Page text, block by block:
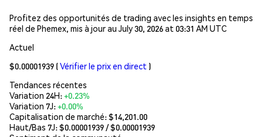
Profitez des opportunités de trading avec les insights en temps
réel de Phemex, mis à jour au July 30, 2026 at 03:31 AM UTC
Actuel
$0.00001939 (Vérifier le prix en direct )
Tendances récentes
Variation 24H:+0.23%
Variation 7J:+0.00%
Capitalisation de marché:$14,201.00
Haut/Bas 7J: $0.00001939/ $0.00001939